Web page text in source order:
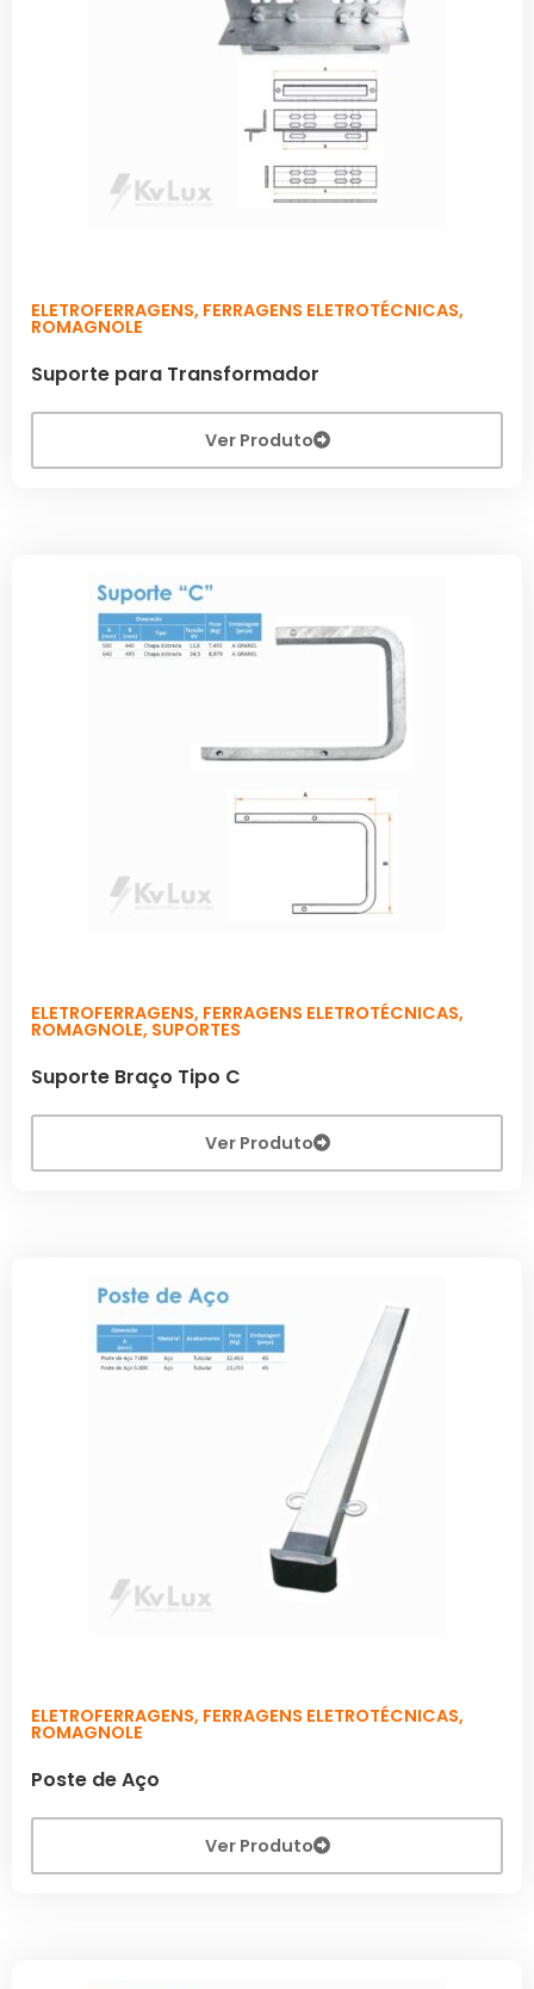
ELETROFERRAGENS, FERRAGENS ELETROTÉCNICAS,
ROMAGNOLE
Suporte para Transformador
Ver Produto
ELETROFERRAGENS, FERRAGENS ELETROTÉCNICAS,
ROMAGNOLE, SUPORTES
Suporte Braço Tipo C
Ver Produto
ELETROFERRAGENS, FERRAGENS ELETROTÉCNICAS,
ROMAGNOLE
Poste de Aço
Ver Produto